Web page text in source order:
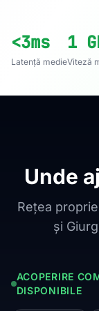
<3ms
Latență medie
1
Viteză
Unde
Rețea
și
ACOPERIRE
DISPONIBILE